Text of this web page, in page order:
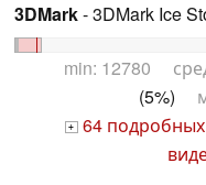
3DMark- 3DMark Ice
min: 12780
(5%)
+ 64 подробных